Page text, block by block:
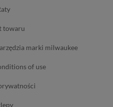
raty
towaru
marki milwaukee
of use